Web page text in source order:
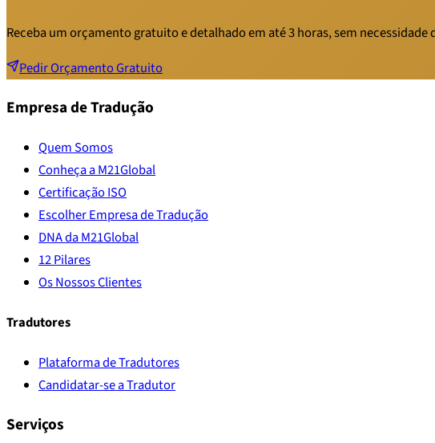
Receba um orçamento gratuito e detalhado em até 3 horas, sem necessidade
Pedir Orçamento Gratuito
Empresa de Tradução
Quem Somos
Conheça a M21Global
Certificação ISO
Escolher Empresa de Tradução
DNA da M21Global
12 Pilares
Os Nossos Clientes
Tradutores
Plataforma de Tradutores
Candidatar-se a Tradutor
Serviços